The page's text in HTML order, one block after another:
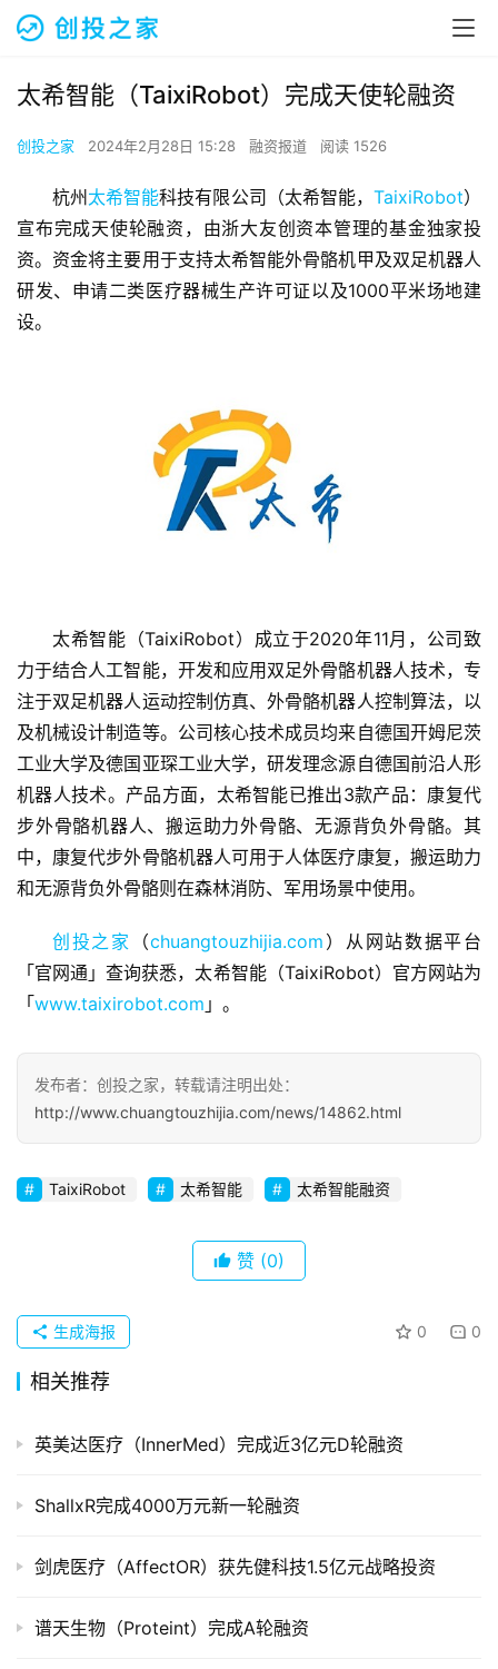
首
页
融
资
报
道
观
察
创
企
业
品
并
购
组
司
市
创
登录
太希智能（TaixiRobot）完成天使轮融资
创投之家 2024年2月28日 15:28 融资报道 阅读 1526
杭州 太希智能科技有限公司（太希智能， TaixiRobot）
宣布完成天使轮融资，由浙大友创资本管理的基金独家投
资。资金将主要用于支持太希智能外骨骼机甲及双足机器人
研发、申请二类医疗器械生产许可证以及1000平米场地建
设。
太希智能（TaixiRobot）成立于2020年11月，公司致
力于结合人工智能，开发和应用双足外骨骼机器人技术，专
注于双足机器人运动控制仿真、外骨骼机器人控制算法，以
及机械设计制造等。公司核心技术成员均来自德国开姆尼茨
工业大学及德国亚琛工业大学，研发理念源自德国前沿人形
机器人技术。产品方面，太希智能已推出3款产品：康复代
步外骨骼机器人、搬运助力外骨骼、无源背负外骨骼。其
中，康复代步外骨骼机器人可用于人体医疗康复，搬运助力
和无源背负外骨骼则在森林消防、军用场景中使用。
创投之家 （chuangtouzhijia.com ）从网站数据平台
「官网通」查询获悉，太希智能（TaixiRobot）官方网站为
「www.taixirobot.com 」。
发布者：创投之家，转载请注明出处：
http://www.chuangtouzhijia.com/news/14862.html
TaixiRobot 太希智能 太希智能融资
赞 (0)
0 0
生成海报
相关推荐
英美达医疗（InnerMed）完成近3亿元D轮融资
ShallxR完成4000万元新一轮融资
剑虎医疗（AffectOR）获先健科技1.5亿元战略投资
谱天生物（Proteint）完成A轮融资